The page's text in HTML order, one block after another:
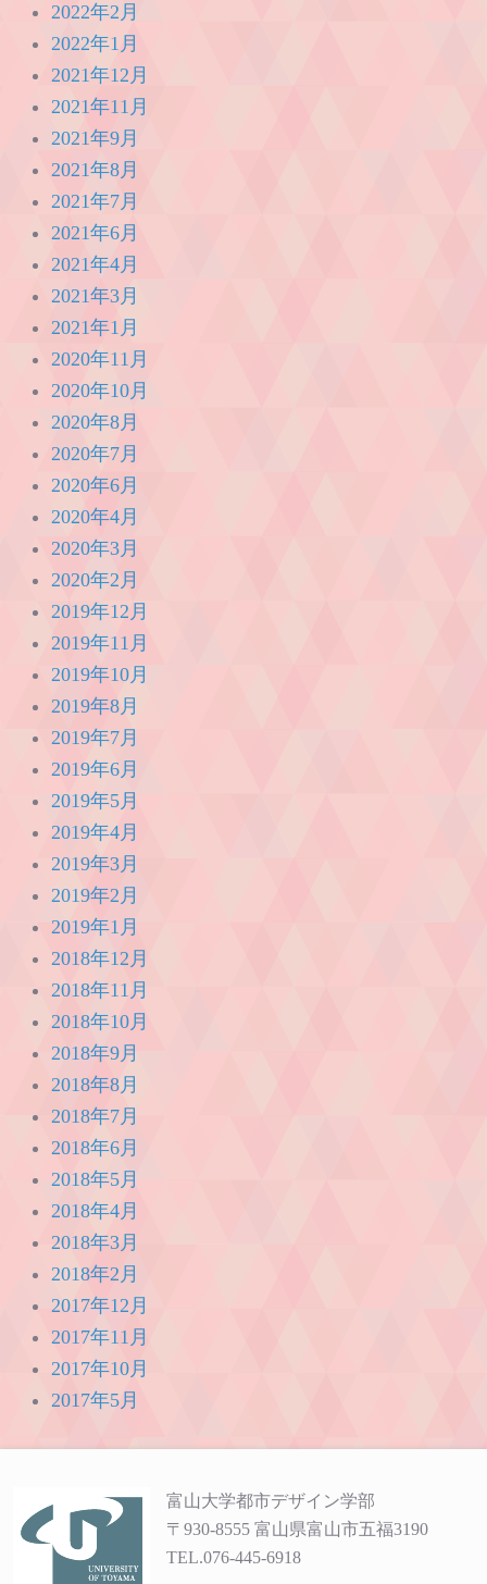
2022年2月
2022年1月
2021年12月
2021年11月
2021年9月
2021年8月
2021年7月
2021年6月
2021年4月
2021年3月
2021年1月
2020年11月
2020年10月
2020年8月
2020年7月
2020年6月
2020年4月
2020年3月
2020年2月
2019年12月
2019年11月
2019年10月
2019年8月
2019年7月
2019年6月
2019年5月
2019年4月
2019年3月
2019年2月
2019年1月
2018年12月
2018年11月
2018年10月
2018年9月
2018年8月
2018年7月
2018年6月
2018年5月
2018年4月
2018年3月
2018年2月
2017年12月
2017年11月
2017年10月
2017年5月
富山大学都市デザイン学部
〒930-8555 富山県富山市五福3190
TEL.076-445-6918